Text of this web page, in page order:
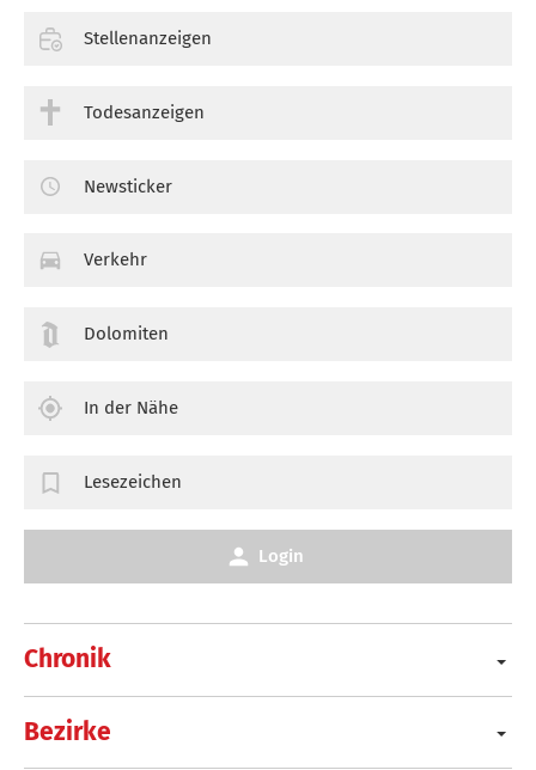
Chronik
Bezirke
Stellenanzeigen
Todesanzeigen
Newsticker
Verkehr
Dolomiten
In der Nähe
Lesezeichen
Login